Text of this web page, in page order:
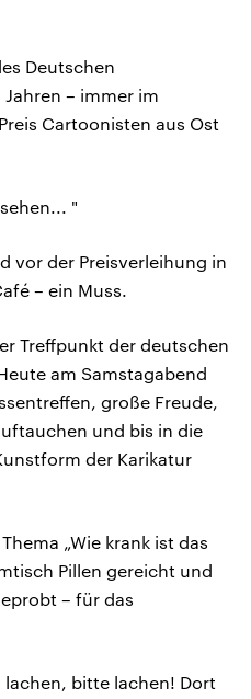
Deutschen
Jahren – immer im
Cartoonisten aus Ost
"
vor der Preisverleihung in
– ein Muss.
Treffpunkt der deutschen
am Samstagabend
große Freude,
und bis in die
der Karikatur
„Wie krank ist das
Pillen gereicht und
– für das
lachen, bitte lachen! Dort